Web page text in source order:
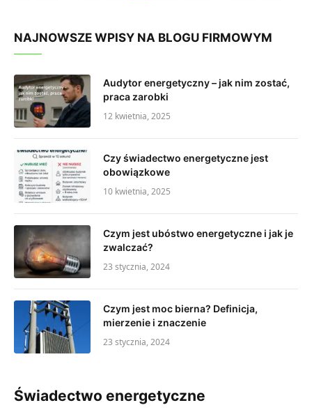
NAJNOWSZE WPISY NA BLOGU FIRMOWYM
Audytor energetyczny – jak nim zostać,
praca zarobki
12 kwietnia, 2025
Czy świadectwo energetyczne jest
obowiązkowe
10 kwietnia, 2025
Czym jest ubóstwo energetyczne i jak je
zwalczać?
23 stycznia, 2024
Czym jest moc bierna? Definicja,
mierzenie i znaczenie
23 stycznia, 2024
Świadectwo energetyczne